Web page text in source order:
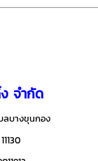
จำกัด
บางขุนกอง